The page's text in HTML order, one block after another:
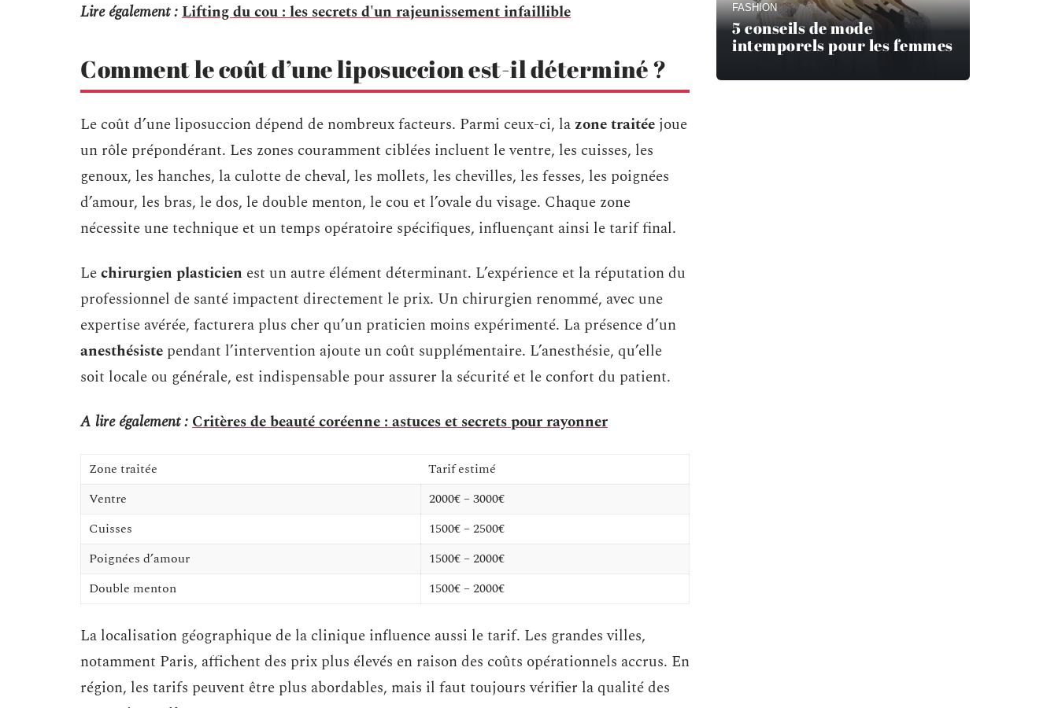
Lire également :Lifting du cou : les secrets d'un rajeunissement infaillible
Comment le coût d’une liposuccion est-il déterminé ?
Le coût d’une liposuccion dépend de nombreux facteurs. Parmi ceux-ci, la zone traitée joue
un rôle prépondérant. Les zones couramment ciblées incluent le ventre, les cuisses, les
genoux, les hanches, la culotte de cheval, les mollets, les chevilles, les fesses, les poignées
d’amour, les bras, le dos, le double menton, le cou et l’ovale du visage. Chaque zone
nécessite une technique et un temps opératoire spécifiques, influençant ainsi le tarif final.
Lechirurgien plasticien est un autre élément déterminant. L’expérience et la réputation du
professionnel de santé impactent directement le prix. Un chirurgien renommé, avec une
expertise avérée, facturera plus cher qu’un praticien moins expérimenté. La présence d’un
anesthésiste pendant l’intervention ajoute un coût supplémentaire. L’anesthésie, qu’elle
soit locale ou générale, est indispensable pour assurer la sécurité et le confort du patient.
A lire également :Critères de beauté coréenne : astuces et secrets pour rayonner
Zone traitée
Tarif estimé
Ventre
2000€ – 3000€
Cuisses
1500€ – 2500€
Poignées d’amour
1500€ – 2000€
Double menton
1500€ – 2000€
La localisation géographique de la clinique influence aussi le tarif. Les grandes villes,
notamment Paris, affichent des prix plus élevés en raison des coûts opérationnels accrus. En
région, les tarifs peuvent être plus abordables, mais il faut toujours vérifier la qualité des
FASHION
5 conseils de mode
intemporels pour les femmes